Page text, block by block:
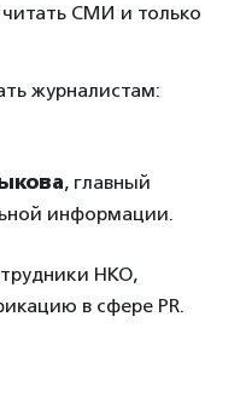
СМИ и только
журналистам:
, главный
информации.
НКО,
в сфере PR.